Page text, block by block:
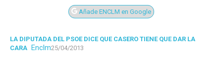
Añade ENCLM en Google
LA DIPUTADA DEL PSOE DICE QUE CASERO TIENE QUE DAR LA
CARA Enclm25/04/2013